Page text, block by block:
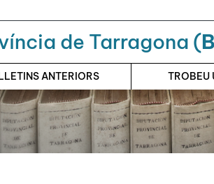
de Tarragona (
ANTERIORS TROBEU